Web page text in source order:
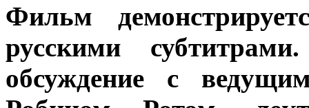
Фильм
русскими
обсуждение с